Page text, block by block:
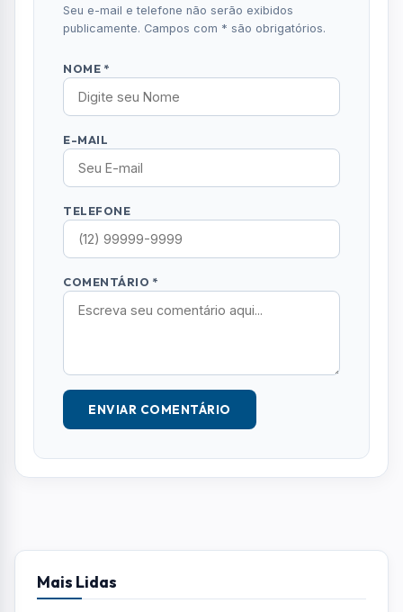
Seu e-mail e telefone não serão exibidos
publicamente. Campos com * são obrigatórios.
NOME *
E-MAIL
TELEFONE
COMENTÁRIO *
ENVIAR COMENTÁRIO
Mais Lidas